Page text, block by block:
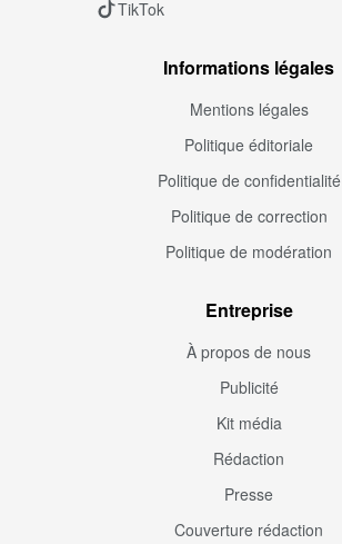
TikTok
Informations légales
Mentions légales
Politique éditoriale
Politique de confidentialité
Politique de correction
Politique de modération
Entreprise
À propos de nous
Publicité
Kit média
Rédaction
Presse
Couverture rédaction